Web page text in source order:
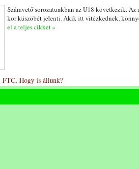
Számvető sorozatunkban az U18 következik.
kor küszöbét jelenti. Akik itt vitézkednek,
el a teljes cikket »
FTC, Hogy is állunk?